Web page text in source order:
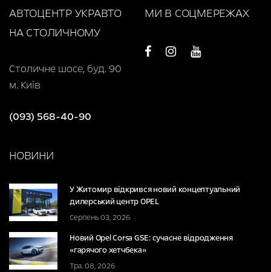
АВТОЦЕНТР УКРАВТО
НА СТОЛИЧНОМУ
Столичне шосе, буд. 90
м. Київ
(093) 568-40-90
МИ В СОЦМЕРЕЖАХ
НОВИНИ
У Житомир відкрився новий концептуальний
дилерський центр OPEL
Серпень 03, 2026
Новий Opel Corsa GSE: сучасне відродження
«гарячого хетчбека»
Тра. 08, 2026